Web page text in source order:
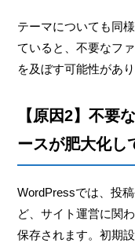
テーマについても同
ていると、不要なフ
を及ぼす可能性があり
【原因2】不要
ースが肥大化し
WordPressでは、投
ど、サイト運営に関
保存されます。初期